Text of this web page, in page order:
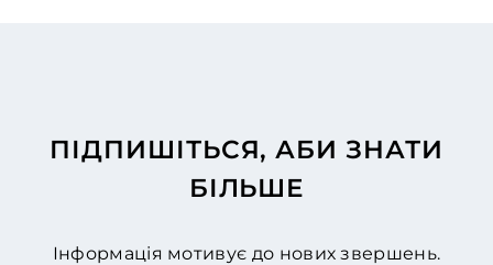
ПІДПИШІТЬСЯ, АБИ ЗНАТИ
БІЛЬШЕ
Інформація мотивує до нових звершень.